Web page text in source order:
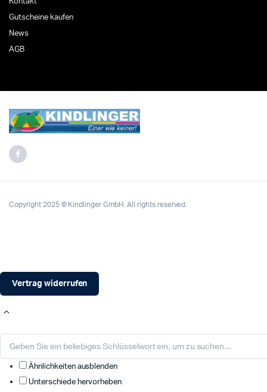
Gutscheine kaufen
News
AGB
Copyright 2025 © Kindlinger GmbH. All rights reserved.
Vertrag widerrufen
Ähnlichkeiten ausblenden
Unterschiede hervorheben